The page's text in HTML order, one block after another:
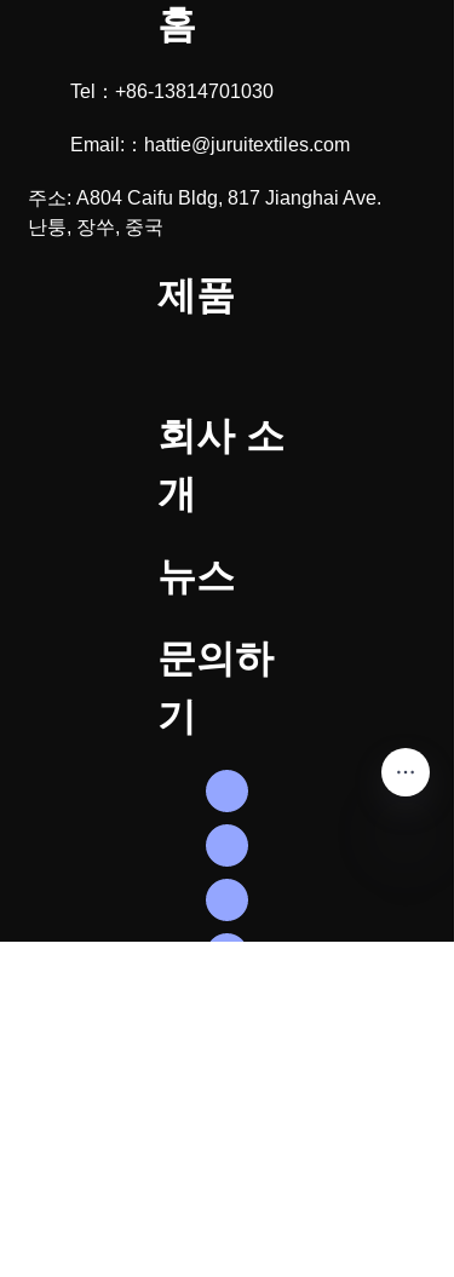
홈
제품
회사 소
개
뉴스
문의하
기
Tel：+86-13814701030
Email:：hattie@juruitextiles.com
주소: A804 Caifu Bldg, 817 Jianghai Ave.
난퉁, 장쑤, 중국